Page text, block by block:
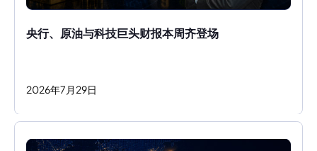
央行、原油与科技巨头财报本周齐登场
2026年7 月 29日